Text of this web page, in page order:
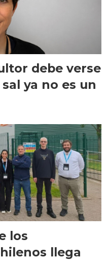
debe verse
ya no es un
los
llega